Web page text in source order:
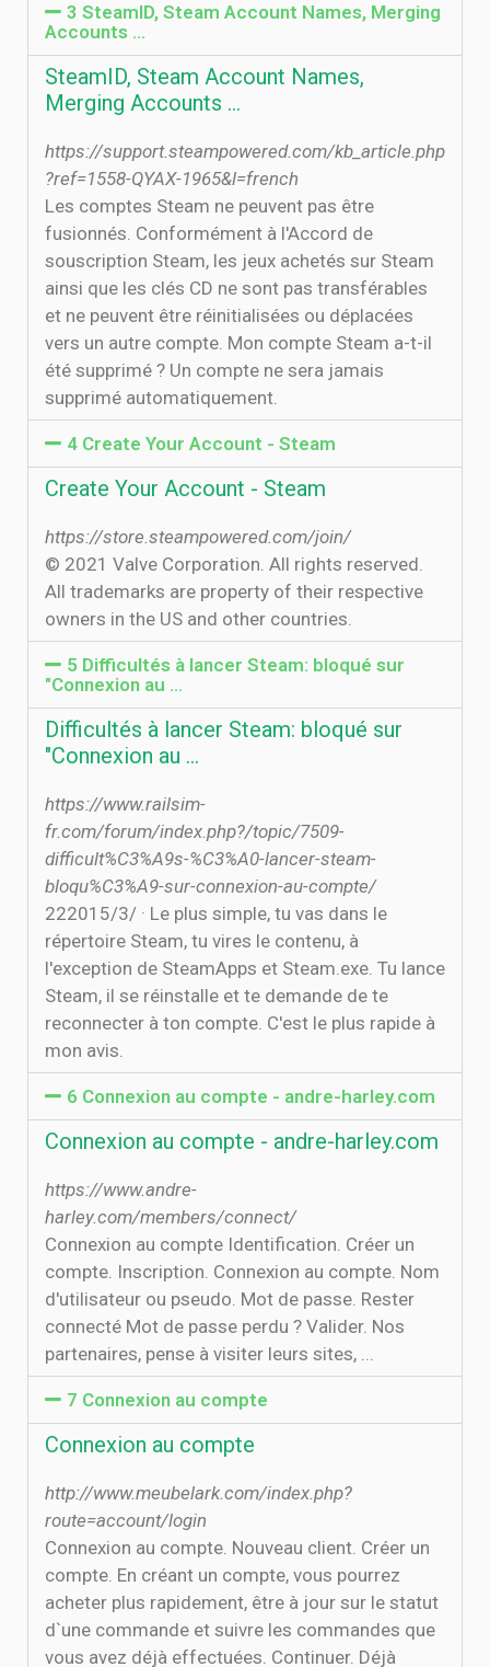
3 SteamID, Steam Account Names, Merging
Accounts …
SteamID, Steam Account Names,
Merging Accounts …
https://support.steampowered.com/kb_article.php
?ref=1558-QYAX-1965&l=french
Les comptes Steam ne peuvent pas être
fusionnés. Conformément à l'Accord de
souscription Steam, les jeux achetés sur Steam
ainsi que les clés CD ne sont pas transférables
et ne peuvent être réinitialisées ou déplacées
vers un autre compte. Mon compte Steam a-t-il
été supprimé ? Un compte ne sera jamais
supprimé automatiquement.
4 Create Your Account - Steam
Create Your Account - Steam
https://store.steampowered.com/join/
© 2021 Valve Corporation. All rights reserved.
All trademarks are property of their respective
owners in the US and other countries.
5 Difficultés à lancer Steam: bloqué sur
"Connexion au ...
Difficultés à lancer Steam: bloqué sur
"Connexion au ...
https://www.railsim-
fr.com/forum/index.php?/topic/7509-
difficult%C3%A9s-%C3%A0-lancer-steam-
bloqu%C3%A9-sur-connexion-au-compte/
22‏‏/3‏‏/2015 · Le plus simple, tu vas dans le
répertoire Steam, tu vires le contenu, à
l'exception de SteamApps et Steam.exe. Tu lance
Steam, il se réinstalle et te demande de te
reconnecter à ton compte. C'est le plus rapide à
mon avis.
6 Connexion au compte - andre-harley.com
Connexion au compte - andre-harley.com
https://www.andre-
harley.com/members/connect/
Connexion au compte Identification. Créer un
compte. Inscription. Connexion au compte. Nom
d'utilisateur ou pseudo. Mot de passe. Rester
connecté Mot de passe perdu ? Valider. Nos
partenaires, pense à visiter leurs sites, ...
7 Connexion au compte
Connexion au compte
http://www.meubelark.com/index.php?
route=account/login
Connexion au compte. Nouveau client. Créer un
compte. En créant un compte, vous pourrez
acheter plus rapidement, être à jour sur le statut
d`une commande et suivre les commandes que
vous avez déjà effectuées. Continuer. Déjà